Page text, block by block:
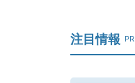
注目情報 PR